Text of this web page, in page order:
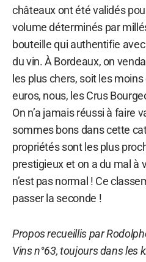
châteaux ont été validés
volume déterminés par
bouteille qui authentifie
du vin. À Bordeaux, on
les plus chers, soit les
euros, nous, les Crus
On n’a jamais réussi à faire
sommes bons dans cette
propriétés sont les plus
prestigieux et on a du mal à
n’est pas normal ! Ce
passer la seconde !
Propos recueillis par
Vins n°63, toujours dans les